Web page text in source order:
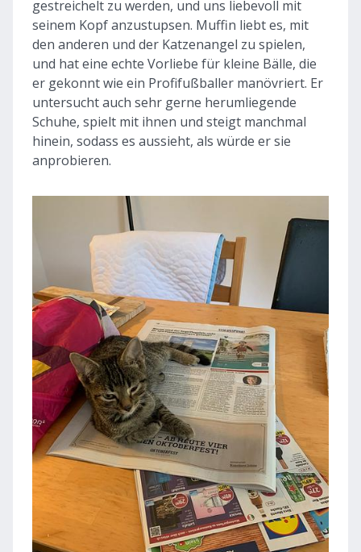
gestreichelt zu werden, und uns liebevoll mit
seinem Kopf anzustupsen. Muffin liebt es, mit
den anderen und der Katzenangel zu spielen,
und hat eine echte Vorliebe für kleine Bälle, die
er gekonnt wie ein Profifußballer manövriert. Er
untersucht auch sehr gerne herumliegende
Schuhe, spielt mit ihnen und steigt manchmal
hinein, sodass es aussieht, als würde er sie
anprobieren.